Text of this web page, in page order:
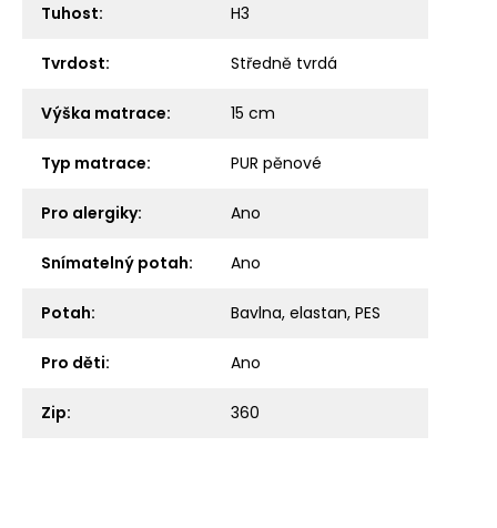
Tuhost: H3
Tvrdost: Středně tvrdá
Výška matrace: 15 cm
Typ matrace: PUR pěnové
Pro alergiky: Ano
Snímatelný potah: Ano
Potah: Bavlna, elastan, PES
Pro děti: Ano
Zip: 360